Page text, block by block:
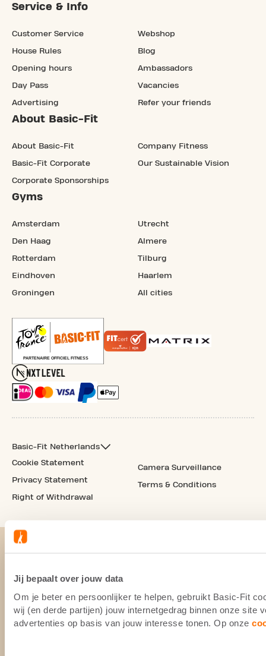
Jij bepaalt over jouw data
Om je beter en persoonlijker te helpen, gebruikt Basic-Fit
wij (en derde partijen) jouw internetgedrag binnen onze site
advertenties op basis van jouw interesse tonen. Op onze
Service & Info
Customer Service
House Rules
Opening hours
Day Pass
Advertising
Webshop
Blog
Ambassadors
Vacancies
Refer your friends
About Basic-Fit
About Basic-Fit
Basic-Fit Corporate
Corporate Sponsorships
Company Fitness
Our Sustainable Vision
Gyms
Amsterdam
Den Haag
Rotterdam
Eindhoven
Groningen
Utrecht
Almere
Tilburg
Haarlem
All cities
Basic-Fit Netherlands
Cookie Statement
Privacy Statement
Right of Withdrawal
Camera Surveillance
Terms & Conditions